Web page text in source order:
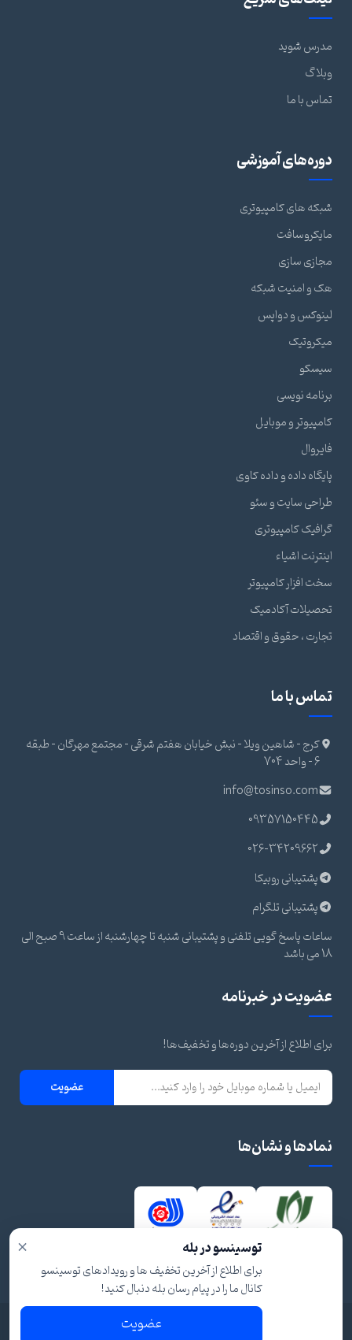
مدرس شوید
وبلاگ
تماس با ما
دوره‌های آموزشی
شبکه های کامپیوتری
مایکروسافت
مجازی سازی
هک و امنیت شبکه
لینوکس و دواپس
میکروتیک
سیسکو
برنامه نویسی
کامپیوتر و موبایل
فایروال
پایگاه داده و داده کاوی
طراحی سایت و سئو
گرافیک کامپیوتری
اینترنت اشیاء
سخت افزار کامپیوتر
تحصیلات آکادمیک
تجارت ، حقوق و اقتصاد
تماس با ما
کرج - شاهین ویلا - نبش خیابان هفتم شرقی - مجتمع مهرگان - طبقه
6 - واحد 704
info@tosinso.com
09357150445
026-34209662
پشتیبانی روبیکا
پشتیبانی تلگرام
ساعات پاسخ گویی تلفنی و پشتیبانی شنبه تا چهارشنبه از ساعت 9 صبح الی
18 می باشد
عضویت در خبرنامه
برای اطلاع از آخرین دوره‌ها و تخفیف‌ها!
عضویت
نمادها و نشان‌ها
× توسینسو در بله
برای اطلاع از آخرین تخفیف ها و رویدادهای توسینسو
کانال ما را در پیام رسان بله دنبال کنید!
عضویت